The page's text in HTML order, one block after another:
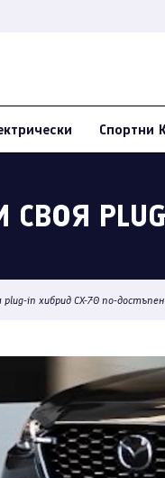
Спортни
СВОЯ
plug-in хибрид CX-70 по-